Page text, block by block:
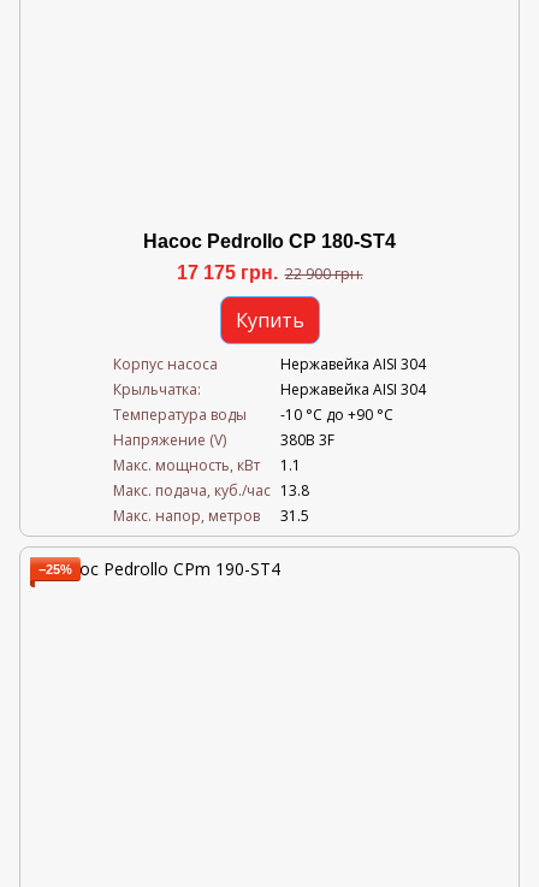
Насос Pedrollo CP 180-ST4
17 175 грн. 22 900 грн.
Купить
Корпус насоса
Нержавейка AISI 304
Крыльчатка:
Нержавейка AISI 304
Температура воды
-10 °C до +90 °C
Напряжение (V)
380В 3F
Mакс. мощность, кВт
1.1
Mакс. подача, куб./час 13.8
Maкс. напор, метров
31.5
−25%